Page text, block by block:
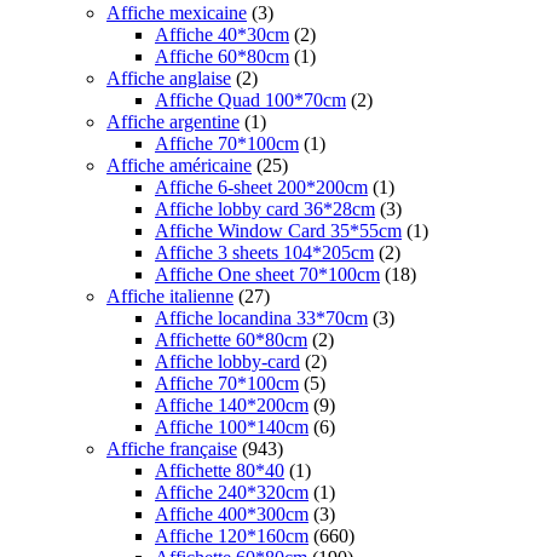
Affiche mexicaine (3)
Affiche 40*30cm (2)
Affiche 60*80cm (1)
Affiche anglaise (2)
Affiche Quad 100*70cm (2)
Affiche argentine (1)
Affiche 70*100cm (1)
Affiche américaine (25)
Affiche 6-sheet 200*200cm (1)
Affiche lobby card 36*28cm (3)
Affiche Window Card 35*55cm (1)
Affiche 3 sheets 104*205cm (2)
Affiche One sheet 70*100cm (18)
Affiche italienne (27)
Affiche locandina 33*70cm (3)
Affichette 60*80cm (2)
Affiche lobby-card (2)
Affiche 70*100cm (5)
Affiche 140*200cm (9)
Affiche 100*140cm (6)
Affiche française (943)
Affichette 80*40 (1)
Affiche 240*320cm (1)
Affiche 400*300cm (3)
Affiche 120*160cm (660)